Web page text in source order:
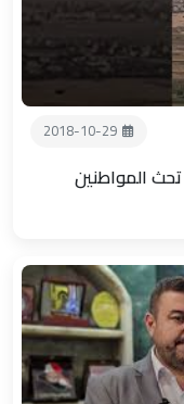
2018-10-29
المواطنين